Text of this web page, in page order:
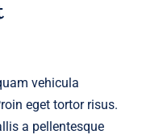
vehicula
eget tortor risus.
a pellentesque